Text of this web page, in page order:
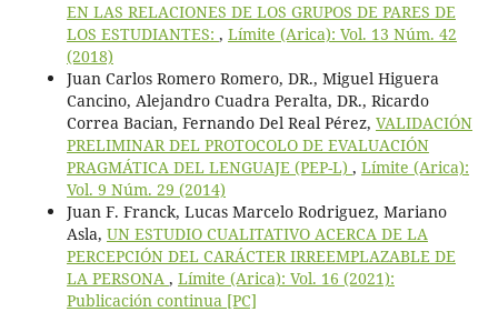
EN LAS RELACIONES DE LOS GRUPOS DE PARES DE
LOS ESTUDIANTES: , Límite (Arica): Vol. 13 Núm. 42
(2018)
Juan Carlos Romero Romero, DR., Miguel Higuera
Cancino, Alejandro Cuadra Peralta, DR., Ricardo
Correa Bacian, Fernando Del Real Pérez, VALIDACIÓN
PRELIMINAR DEL PROTOCOLO DE EVALUACIÓN
PRAGMÁTICA DEL LENGUAJE (PEP-L) , Límite (Arica):
Vol. 9 Núm. 29 (2014)
Juan F. Franck, Lucas Marcelo Rodriguez, Mariano
Asla, UN ESTUDIO CUALITATIVO ACERCA DE LA
PERCEPCIÓN DEL CARÁCTER IRREEMPLAZABLE DE
LA PERSONA , Límite (Arica): Vol. 16 (2021):
Publicación continua [PC]